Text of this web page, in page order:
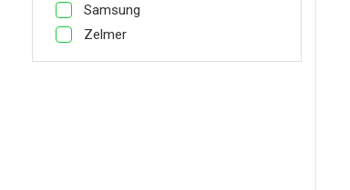
Samsung
Zelmer